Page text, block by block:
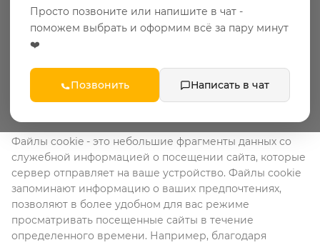
Политика использования файлов cookie (далее -
«Политика») применяется в дополнение к общей
Политике конфиденциальности. Политика описывает
с помощью которых можно от них отказаться.
Файлы cookie - это небольшие фрагменты данных со
служебной информацией о посещении сайта, которые
сервер отправляет на ваше устройство. Файлы cookie
запоминают информацию о ваших предпочтениях,
позволяют в более удобном для вас режиме
просматривать посещенные сайты в течение
определенного времени. Например, благодаря
Просто позвоните или напишите в чат -
поможем выбрать и оформим всё за пару минут
❤️
Позвонить Написать в чат